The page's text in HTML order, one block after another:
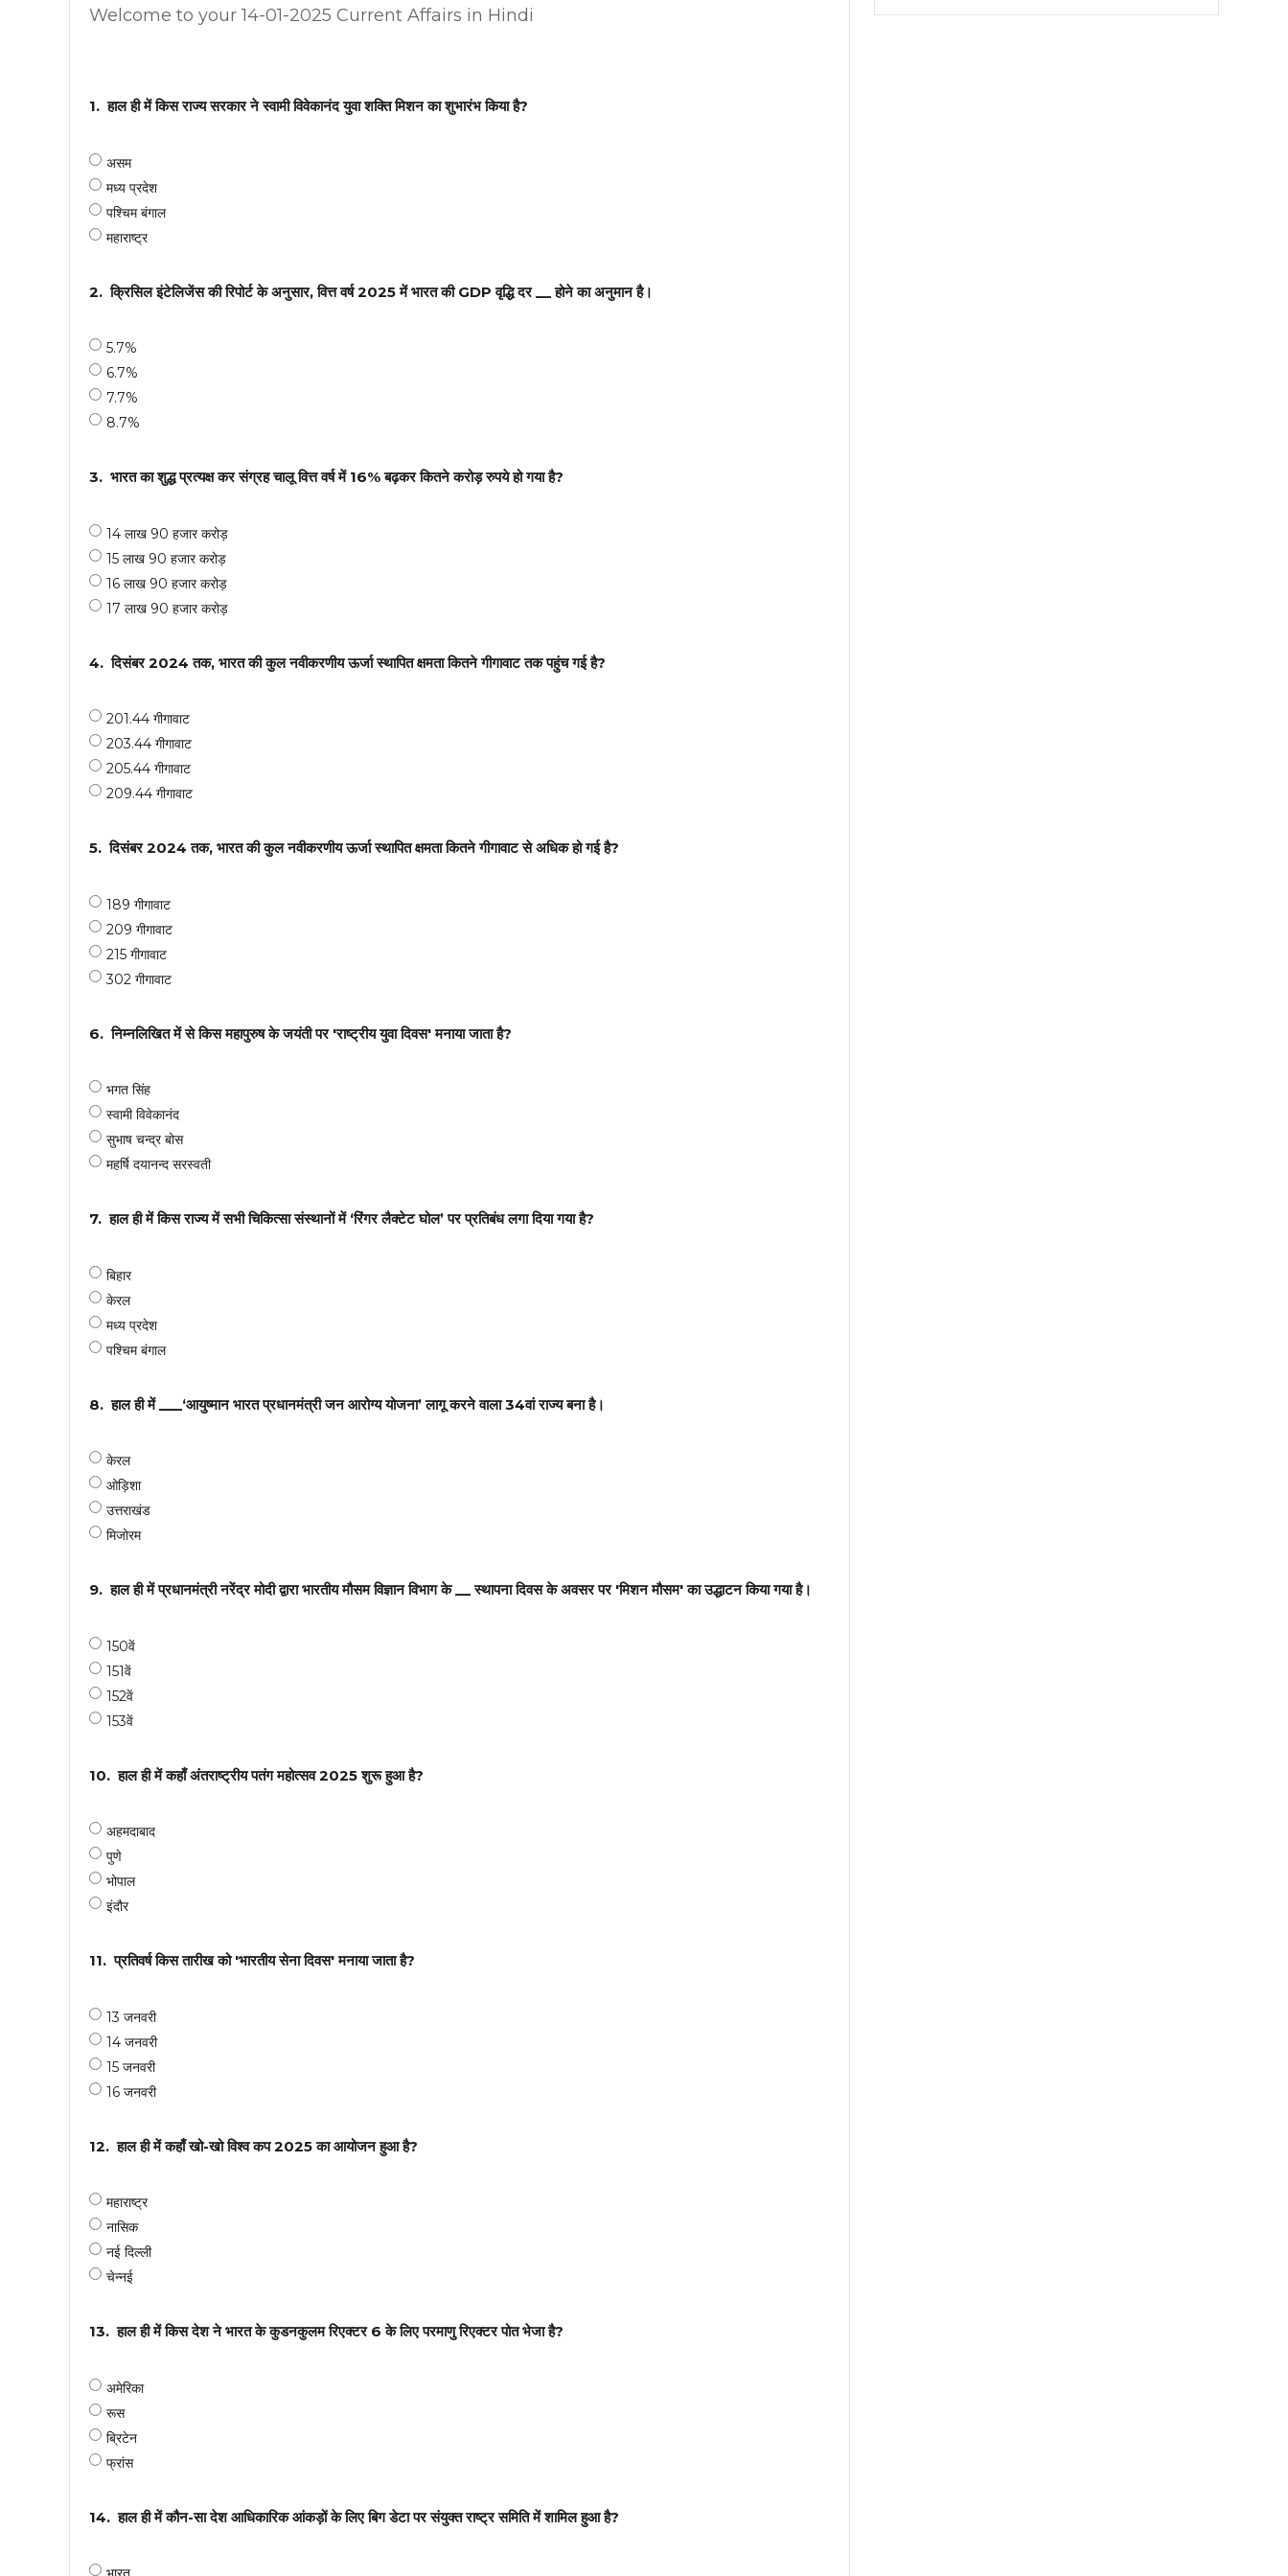
Welcome to your14-01-2025 Current Affairs in Hindi
1. हाल ही में किस राज्य सरकार ने स्वामी विवेकानंद युवा शक्ति मिशन का शुभारंभ किया है?
असम
मध्य प्रदेश
पश्चिम बंगाल
महाराष्ट्र
2. क्रिसिल इंटेलिजेंस की रिपोर्ट के अनुसार, वित्त वर्ष 2025 में भारत की GDP वृद्धि दर __ होने का अनुमान है।
5.7%
6.7%
7.7%
8.7%
3. भारत का शुद्ध प्रत्यक्ष कर संग्रह चालू वित्त वर्ष में 16% बढ़कर कितने करोड़ रुपये हो गया है?
14 लाख 90 हजार करोड़
15 लाख 90 हजार करोड़
16 लाख 90 हजार करोड़
17 लाख 90 हजार करोड़
4. दिसंबर 2024 तक, भारत की कुल नवीकरणीय ऊर्जा स्थापित क्षमता कितने गीगावाट तक पहुंच गई है?
201.44 गीगावाट
203.44 गीगावाट
205.44 गीगावाट
209.44 गीगावाट
5. दिसंबर 2024 तक, भारत की कुल नवीकरणीय ऊर्जा स्थापित क्षमता कितने गीगावाट से अधिक हो गई है?
189 गीगावाट
209 गीगावाट
215 गीगावाट
302 गीगावाट
6. निम्नलिखित में से किस महापुरुष के जयंती पर 'राष्ट्रीय युवा दिवस' मनाया जाता है?
भगत सिंह
स्वामी विवेकानंद
सुभाष चन्द्र बोस
महर्षि दयानन्द सरस्वती
7. हाल ही में किस राज्य में सभी चिकित्सा संस्थानों में ‘रिंगर लैक्टेट घोल’ पर प्रतिबंध लगा दिया गया है?
बिहार
केरल
मध्य प्रदेश
पश्चिम बंगाल
8. हाल ही में ___‘आयुष्मान भारत प्रधानमंत्री जन आरोग्य योजना’ लागू करने वाला 34वां राज्य बना है।
केरल
ओड़िशा
उत्तराखंड
मिजोरम
9. हाल ही में प्रधानमंत्री नरेंद्र मोदी द्वारा भारतीय मौसम विज्ञान विभाग के __ स्थापना दिवस के अवसर पर 'मिशन मौसम' का उद्धाटन किया गया है।
150वें
151वें
152वें
153वें
10. हाल ही में कहाँ अंतराष्ट्रीय पतंग महोत्सव 2025 शुरू हुआ है?
अहमदाबाद
पुणे
भोपाल
इंदौर
11. प्रतिवर्ष किस तारीख को 'भारतीय सेना दिवस' मनाया जाता है?
13 जनवरी
14 जनवरी
15 जनवरी
16 जनवरी
12. हाल ही में कहाँ खो-खो विश्व कप 2025 का आयोजन हुआ है?
महाराष्ट्र
नासिक
नई दिल्ली
चेन्नई
13. हाल ही में किस देश ने भारत के कुडनकुलम रिएक्टर 6 के लिए परमाणु रिएक्टर पोत भेजा है?
अमेरिका
रूस
ब्रिटेन
फ्रांस
14. हाल ही में कौन-सा देश आधिकारिक आंकड़ों के लिए बिग डेटा पर संयुक्त राष्ट्र समिति में शामिल हुआ है?